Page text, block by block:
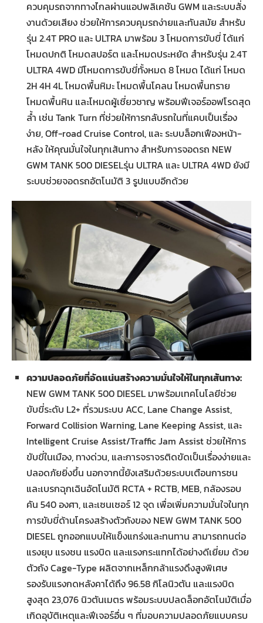
ควบคุมรถจากทางไกลผ่านแอปพลิเคชัน GWM และระบบสั่ง
งานด้วยเสียง ช่วยให้การควบคุมรถง่ายและทันสมัย สำหรับ
รุ่น 2.4T PRO และ ULTRA มาพร้อม 3 โหมดการขับขี่ ได้แก่
โหมดปกติ โหมดสปอร์ต และโหมดประหยัด สำหรับรุ่น 2.4T
ULTRA 4WD มีโหมดการขับขี่ทั้งหมด 8 โหมด ได้แก่ โหมด
2H 4H 4L โหมดพื้นหิมะ โหมดพื้นโคลน โหมดพื้นทราย
โหมดพื้นหิน และโหมดผู้เชี่ยวชาญ พร้อมฟีเจอร์ออฟโรดสุด
ล้ำ เช่น Tank Turn ที่ช่วยให้การกลับรถในที่แคบเป็นเรื่อง
ง่าย, Off-road Cruise Control, และ ระบบล็อกเฟืองหน้า-
หลัง ให้คุณมั่นใจในทุกเส้นทาง สำหรับการจอดรถ NEW
GWM TANK 500 DIESELรุ่น ULTRA และ ULTRA 4WD ยังมี
ระบบช่วยจอดรถอัตโนมัติ 3 รูปแบบอีกด้วย
ความปลอดภัยที่อัดแน่นสร้างความมั่นใจให้ในทุกเส้นทาง:
NEW GWM TANK 500 DIESEL มาพร้อมเทคโนโลยีช่วย
ขับขี่ระดับ L2+ ที่รวมระบบ ACC, Lane Change Assist,
Forward Collision Warning, Lane Keeping Assist, และ
Intelligent Cruise Assist/Traffic Jam Assist ช่วยให้การ
ขับขี่ในเมือง, ทางด่วน, และการจราจรติดขัดเป็นเรื่องง่ายและ
ปลอดภัยยิ่งขึ้น นอกจากนี้ยังเสริมด้วยระบบเตือนการชน
และเบรกฉุกเฉินอัตโนมัติ RCTA + RCTB, MEB, กล้องรอบ
คัน 540 องศา, และเซนเซอร์ 12 จุด เพื่อเพิ่มความมั่นใจในทุก
การขับขี่ด้านโครงสร้างตัวถังของ NEW GWM TANK 500
DIESEL ถูกออกแบบให้แข็งแกร่งและทนทาน สามารถทนต่อ
แรงยุบ แรงชน แรงบิด และแรงกระแทกได้อย่างดีเยี่ยม ด้วย
ตัวถัง Cage-Type ผลิตจากเหล็กกล้าแรงดึงสูงพิเศษ
รองรับแรงกดหลังคาได้ถึง 96.58 กิโลนิวตัน และแรงบิด
สูงสุด 23,076 นิวตันเมตร พร้อมระบบปลดล็อกอัตโนมัติเมื่อ
เกิดอุบัติเหตุและฟีเจอร์อื่น ๆ ที่มอบความปลอดภัยแบบครบ